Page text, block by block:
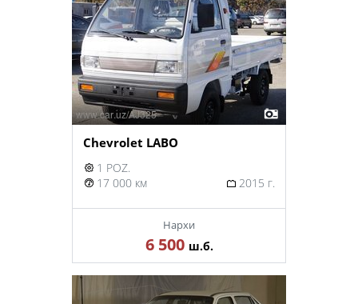
Chevrolet LABO
1 POZ.
17 000 км
2015 г.
Нархи
6 500 ш.б.